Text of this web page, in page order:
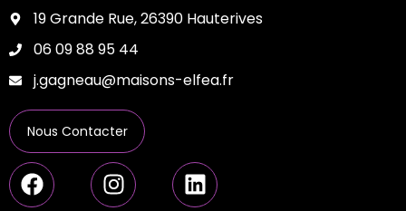
19 Grande Rue, 26390 Hauterives
06 09 88 95 44
j.gagneau@maisons-elfea.fr
Nous Contacter